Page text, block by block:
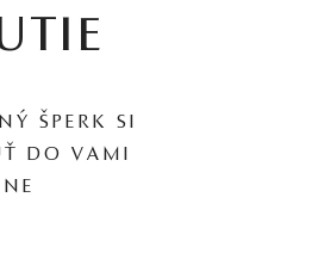
ŠPERK SI
DO VAMI